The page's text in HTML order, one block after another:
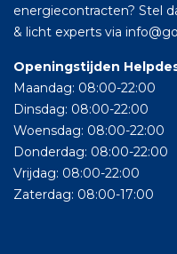
energiecontracten? Stel
& licht experts via
Openingstijden
Maandag: 08:00-22:00
Dinsdag: 08:00-22:00
Woensdag: 08:00-22:00
Donderdag: 08:00-22:00
Vrijdag: 08:00-22:00
Zaterdag: 08:00-17:00